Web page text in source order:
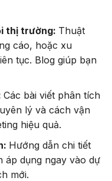
thị trường: Thuật
cáo, hoặc xu
tục. Blog giúp bạn
Các bài viết phân tích
lý và cách vận
hiệu quả.
Hướng dẫn chi tiết
áp dụng ngay vào dự
mới.